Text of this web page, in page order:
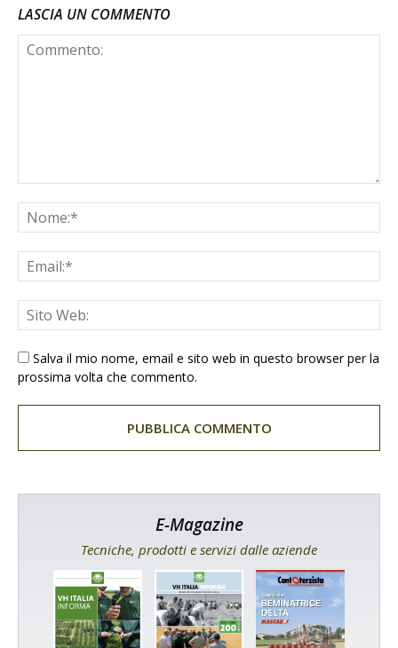
LASCIA UN COMMENTO
Salva il mio nome, email e sito web in questo browser per la
prossima volta che commento.
E-Magazine
Tecniche, prodotti e servizi dalle aziende